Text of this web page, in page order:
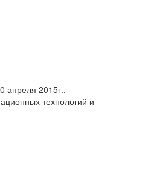
апреля 2015г.,
технологий и